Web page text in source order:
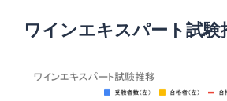
ワインエキスパート試験